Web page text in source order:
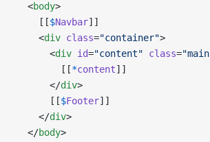
  <
body>
    [[
$Navbar]]
    <
div class="container">
      <
div id="content" class=
        [[
*content]]
      </
div>
      [[
$Footer]]
    </
div>
  </
body>